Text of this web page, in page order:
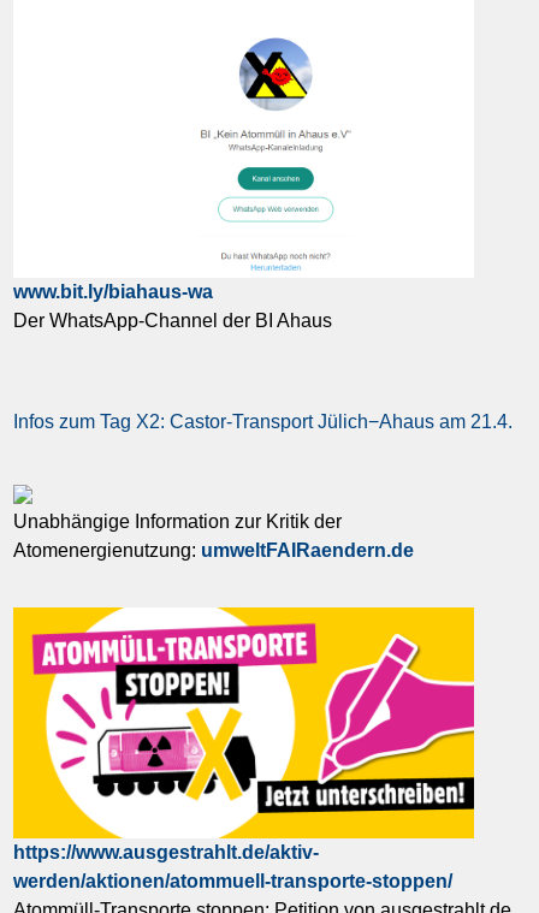
www.bit.ly/biahaus-wa
Der WhatsApp-Channel der BI Ahaus
Infos zum Tag X2: Castor-Transport Jülich−Ahaus am 21.4.
Unabhängige Information zur Kritik der
Atomenergienutzung: umweltFAIRaendern.de
https://www.ausgestrahlt.de/aktiv-
werden/aktionen/atommuell-transporte-stoppen/